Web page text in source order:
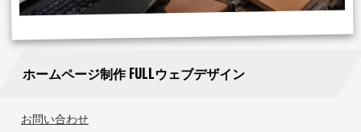
ホームページ制作 FULLウェブデザイン
お問い合わせ